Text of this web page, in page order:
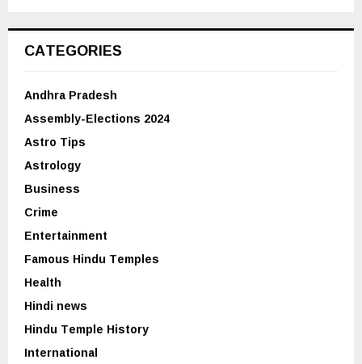
CATEGORIES
Andhra Pradesh
Assembly-Elections 2024
Astro Tips
Astrology
Business
Crime
Entertainment
Famous Hindu Temples
Health
Hindi news
Hindu Temple History
International